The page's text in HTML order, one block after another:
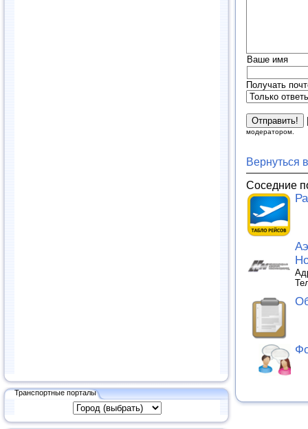
Транспортные порталы
Ваше имя
Получать
модератором.
Вернуться
Соседние